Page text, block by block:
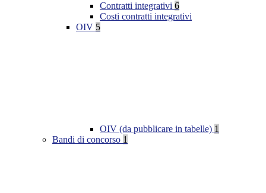
Contratti integrativi 6
Costi contratti integrativi
OIV 5
OIV (da pubblicare in tabelle) 1
Bandi di concorso 1